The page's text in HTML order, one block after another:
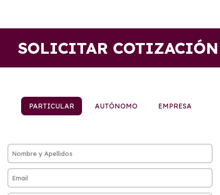
SOLICITAR COTIZACIÓN
PARTICULAR AUTÓNOMO EMPRESA